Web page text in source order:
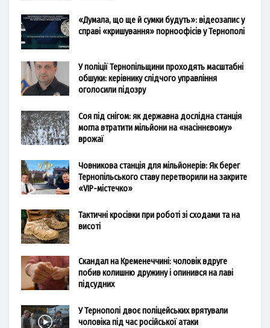
«Думала, що ще й сумки будуть»: відеозапис у
справі «кришування» порноофісів у Тернополі
У поліції Тернопільщини проходять масштабні
обшуки: керівнику слідчого управління
оголосили підозру
Соя під снігом: як державна дослідна станція
могла втратити мільйони на «насіннєвому»
врожаї
Човникова станція для мільйонерів: Як берег
Тернопільського ставу перетворили на закрите
«VIP-містечко»
Тактичні кросівки при роботі зі сходами та на
висоті
Скандал на Кременеччині: чоловік вдруге
побив колишню дружину і опинився на лаві
підсудних
У Тернополі двоє поліцейських врятували
чоловіка під час російської атаки